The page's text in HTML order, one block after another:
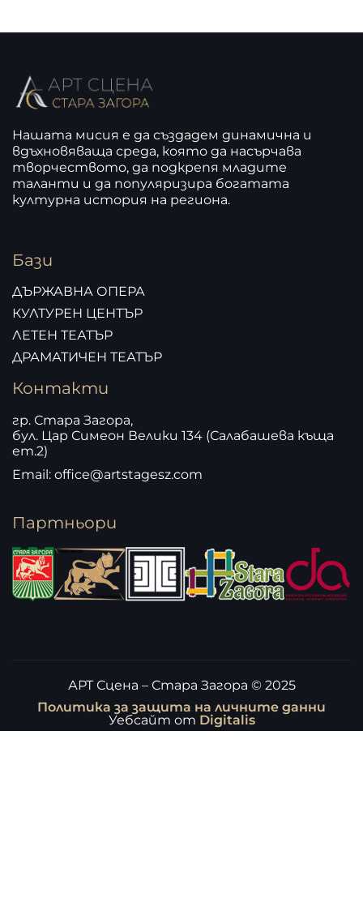
Нашата мисия е да създадем динамична и
вдъхновяваща среда, която да насърчава
творчеството, да подкрепя младите
таланти и да популяризира богатата
културна история на региона.
Бази
ДЪРЖАВНА ОПЕРА
КУЛТУРЕН ЦЕНТЪР
ЛЕТЕН ТЕАТЪР
ДРАМАТИЧЕН ТЕАТЪР
Контакти
гр. Стара Загора,
бул. Цар Симеон Велики 134 (Салабашева къща
ет.2)
Email: office@artstagesz.com
Партньори
АРТ Сцена – Стара Загора © 2025
Политика за защита на личните данни
Уебсайт от Digitalis